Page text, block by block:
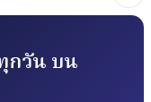
กวัน บน